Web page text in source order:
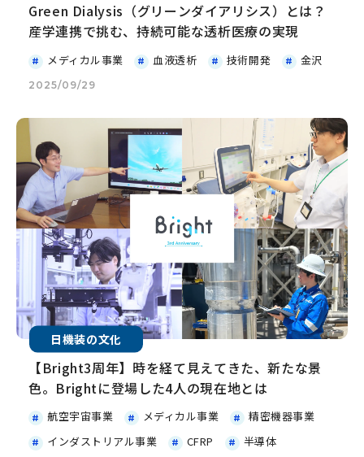
Green Dialysis（グリーンダイアリシス）とは？
産学連携で挑む、持続可能な透析医療の実現
メディカル事業 血液透析 技術開発 金沢
2025/09/29
日機装の文化
【Bright3周年】時を経て見えてきた、新たな景
色。Brightに登場した4人の現在地とは
航空宇宙事業 メディカル事業
精密機器事業
インダストリアル事業
CFRP
半導体